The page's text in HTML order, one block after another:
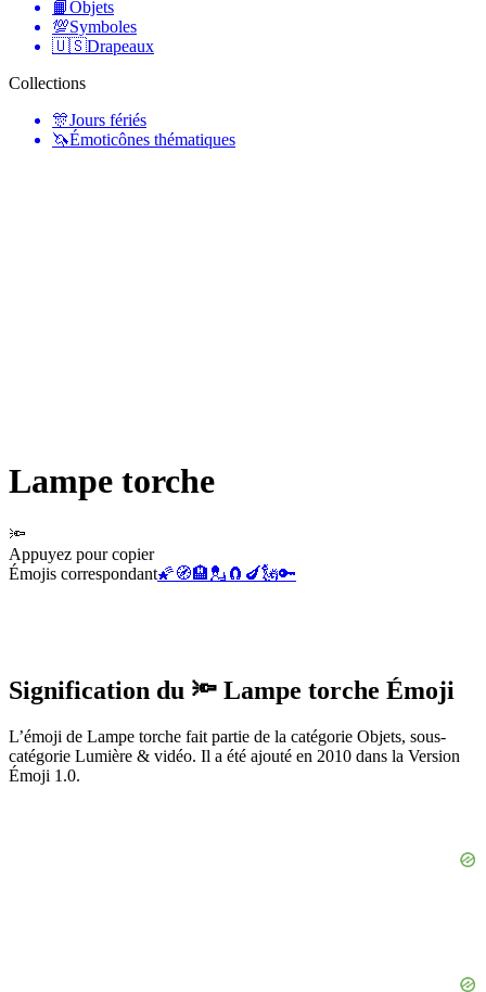
📙Objets
💯Symboles
🇺🇸Drapeaux
Collections
🎊Jours fériés
🦄Émoticônes thématiques
Lampe torche
🔦
Appuyez pour copier
Émojis correspondant🌠🧭🏨 💂 🧲 🍆🗽🔑
Signification du 🔦 Lampe torche Émoji
L’émoji de Lampe torche fait partie de la catégorie Objets, sous-
catégorie Lumière & vidéo. Il a été ajouté en 2010 dans la Version
Émoji 1.0.